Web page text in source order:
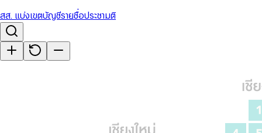
สส. แบ่งเขตบัญชีรายชื่อประชามติ